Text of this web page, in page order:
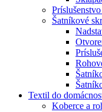
Šatníkové
Textil do
Koberce a